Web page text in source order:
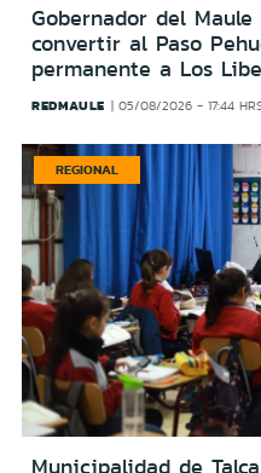
Gobernador del
convertir al Paso
permanente a Los
REDMAULE 05/08/2026 - 17:44
REGIONAL